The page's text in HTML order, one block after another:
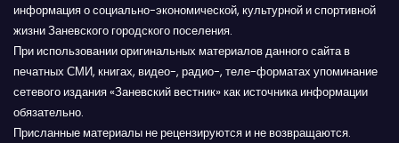
информация о социально-экономической, культурной и спортивной
жизни Заневского городского поселения.
При использовании оригинальных материалов данного сайта в
печатных СМИ, книгах, видео-, радио-, теле-форматах упоминание
сетевого издания «Заневский вестник» как источника информации
обязательно.
Присланные материалы не рецензируются и не возвращаются.